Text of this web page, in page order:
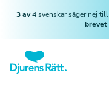
3 av 4svenskar säger nej